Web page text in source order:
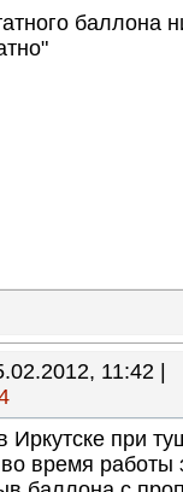
баллона
11:42 |
Иркутске при
время работы